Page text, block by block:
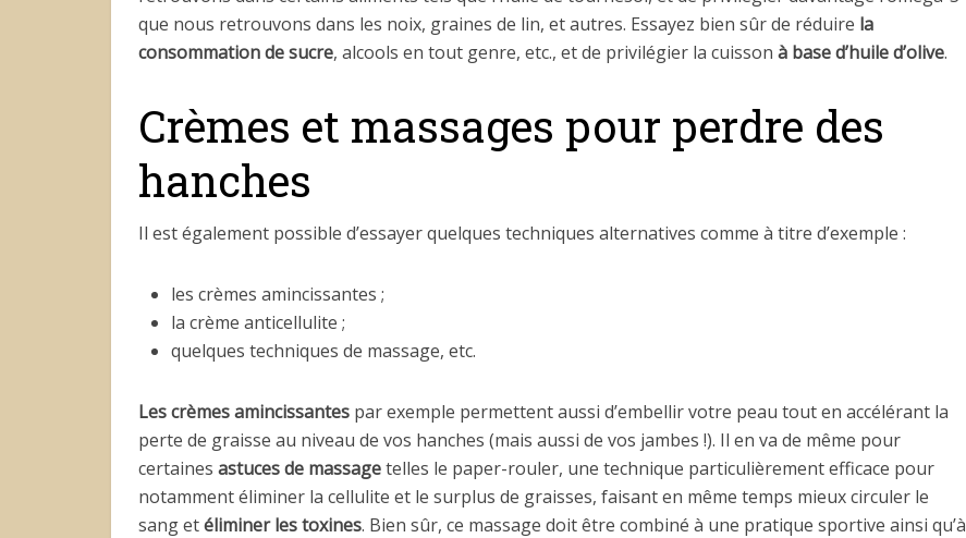
que nous retrouvons dans les noix, graines de lin, et autres. Essayez bien sûr de réduire la
consommation de sucre, alcools en tout genre, etc., et de privilégier la cuisson à base d’huile d’olive.
Crèmes et massages pour perdre des
hanches
Il est également possible d’essayer quelques techniques alternatives comme à titre d’exemple :
les crèmes amincissantes ;
la crème anticellulite ;
quelques techniques de massage, etc.
Lescrèmes amincissantes par exemple permettent aussi d’embellir votre peau tout en accélérant la
perte de graisse au niveau de vos hanches (mais aussi de vos jambes !). Il en va de même pour
certaines astuces de massagetelles le paper-rouler, une technique particulièrement efficace pour
notamment éliminer la cellulite et le surplus de graisses, faisant en même temps mieux circuler le
sang etéliminer les toxines. Bien sûr, ce massage doit être combiné à une pratique sportive ainsi qu’à